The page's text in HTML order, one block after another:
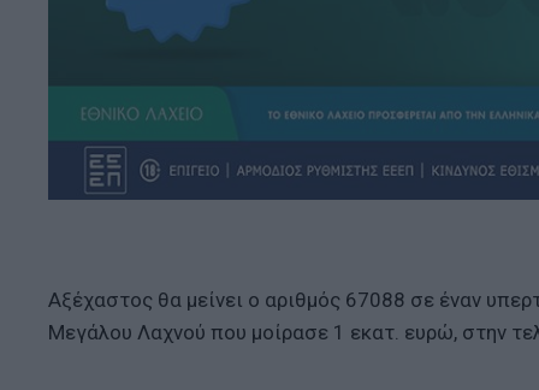
Αξέχαστος θα μείνει ο αριθμός 67088 σε έναν
Μεγάλου Λαχνού που μοίρασε 1 εκατ. ευρώ, στην